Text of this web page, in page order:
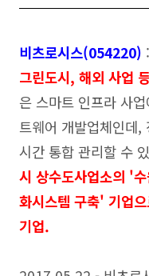
비츠로시스(054220) :
그린도시, 해외 사업
은 스마트 인프라 사
트웨어 개발업체인데,
시간 통합 관리할 수
시 상수도사업소의 '
화시스템 구축' 기업
기업.